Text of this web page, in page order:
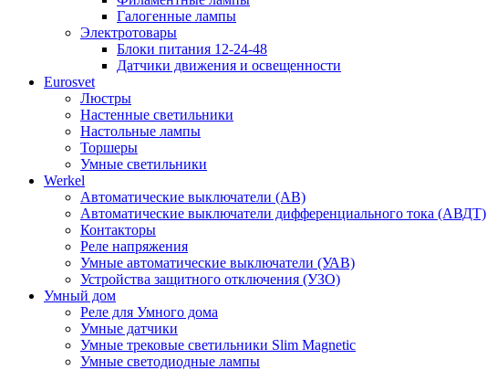
Галогенные лампы
Электротовары
Блоки питания 12-24-48
Датчики движения и освещенности
Eurosvet
Люстры
Настенные светильники
Настольные лампы
Торшеры
Умные светильники
Werkel
Автоматические выключатели (АВ)
Автоматические выключатели дифференциального тока (АВДТ)
Контакторы
Реле напряжения
Умные автоматические выключатели (УАВ)
Устройства защитного отключения (УЗО)
Умный дом
Реле для Умного дома
Умные датчики
Умные трековые светильники Slim Magnetic
Умные светодиодные лампы